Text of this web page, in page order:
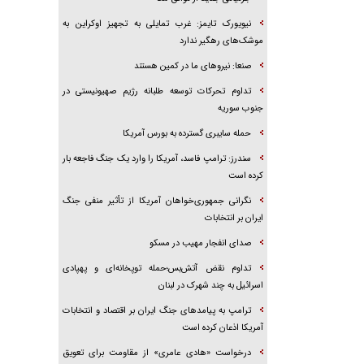
نیویورک تایمز: غرب تمایلی به تجهیز اوکراین به
موشک‌های رهگیر ندارد
صنعا: نیروهای ما در کمین‌ هستند
تداوم تحرکات توسعه طلبانه رژیم صهیونیستی در
جنوب سوریه
حمله سایبری گسترده به بورس آمریکا
سندرز: ترامپ فاسد، آمریکا را وارد یک جنگ فاجعه بار
کرده است
نگرانی جمهوری‌خواهان آمریکا از تأثیر منفی جنگ
ایران بر انتخابات
صدای انفجار مهیب در مسکو
تداوم نقض آتش‌بس؛حمله توپخانه‌ای و پهپادی
اسرائیل به چند شهرک در لبنان
ترامپ به پیامدهای جنگ ایران بر اقتصاد و انتخابات
آمریکا اذعان کرده است
درخواست «هادی عامری» از مقاومت برای تعویق